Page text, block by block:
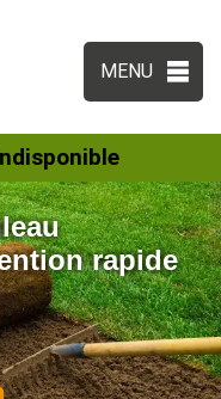
MENU
rapide